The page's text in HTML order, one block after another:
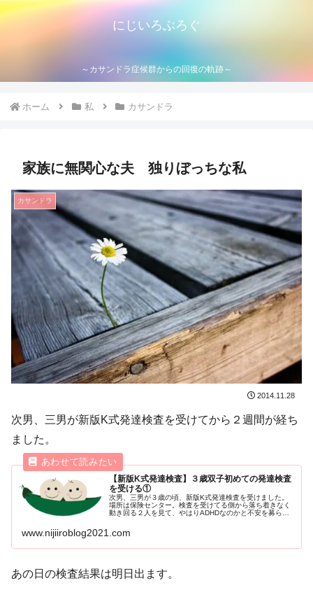
にじいろぶろぐ
～カサンドラ症候群からの回復の軌跡～
ホーム 私 カサンドラ
家族に無関心な夫 独りぼっちな私
カサンドラ
2014.11.28
次男、三男が新版K式発達検査を受けてから２週間が経ち
ました。
【新版K式発達検査】３歳双子初めての発達検査
を受ける①
次男、三男が３歳の頃、新版K式発達検査を受けました。
場所は保険センター。検査を受けてる側から落ち着きなく
動き回る２人を見て、やはりADHDなのかと不安を募らせ
www.nijiiroblog2021.com
あの日の検査結果は明日出ます。